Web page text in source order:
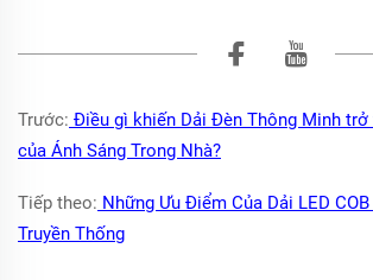
Trước: Điều gì khiến Dải Đèn Thông Minh trở
của Ánh Sáng Trong Nhà?
Tiếp theo: Những Ưu Điểm Của Dải LED
Truyền Thống